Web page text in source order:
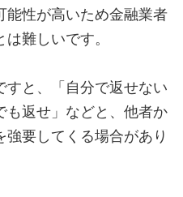
能性が高いため金融業者
難しいです。
すと、「自分で返せない
も返せ」などと、他者か
強要してくる場合があり